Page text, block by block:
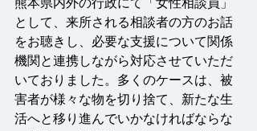
熊本県内外の行政にて「女性相談員」
として、来所される相談者の方のお話
をお聴きし、必要な支援について関係
機関と連携しながら対応させていただ
いておりました。多くのケースは、被
害者が様々な物を切り捨て、新たな生
活へと移り進んでいかなければならな